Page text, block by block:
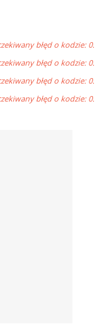
błęd o kodzie: 0.
błęd o kodzie: 0.
błęd o kodzie: 0.
błęd o kodzie: 0.